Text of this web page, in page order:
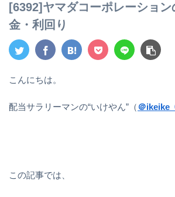
[6392]ヤマダコーポレーション
金・利回り
こんにちは。
配当サラリーマンの“いけやん”（ ＠
この記事では、